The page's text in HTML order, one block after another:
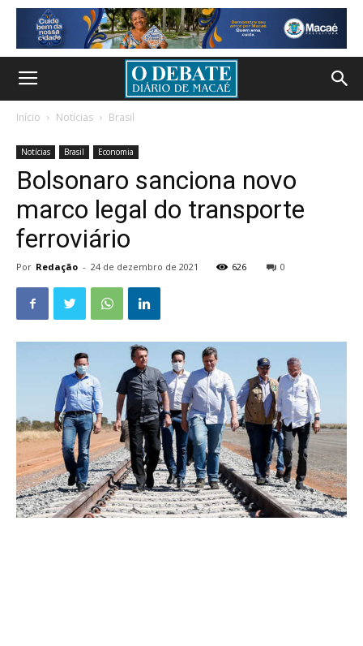
Início Notícias Brasil
Notícias Brasil Economia
Bolsonaro sanciona novo
marco legal do transporte
ferroviário
Por Redação - 24 de dezembro de 2021 626 0